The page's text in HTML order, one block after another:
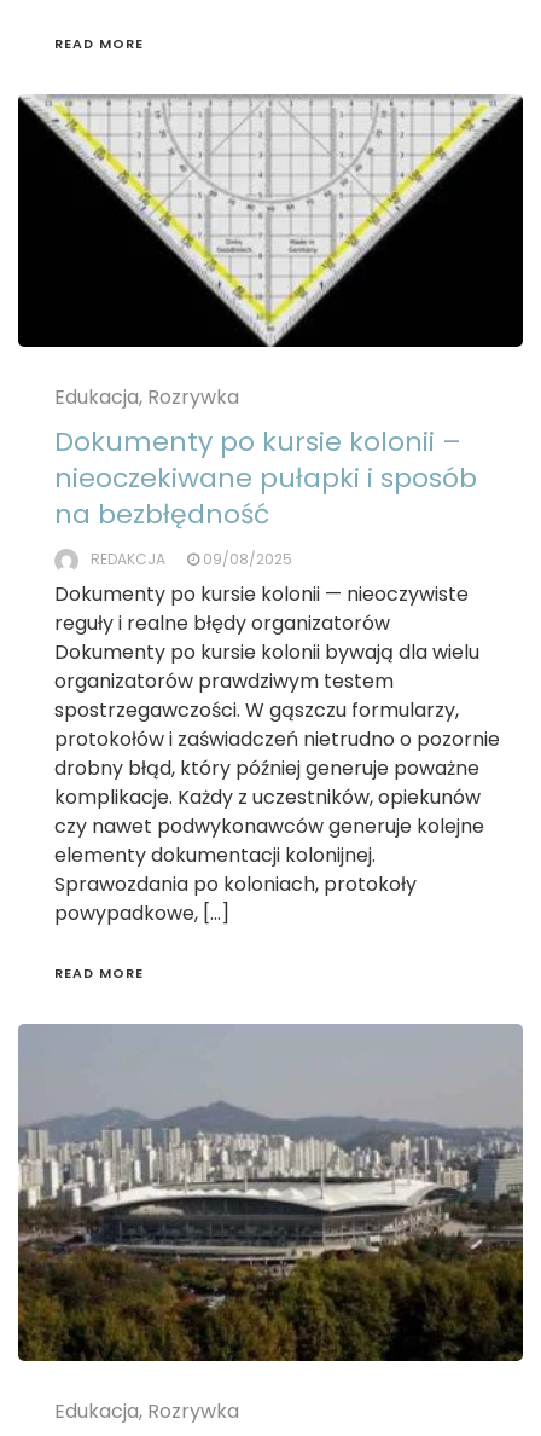
READ MORE
Edukacja, Rozrywka
Dokumenty po kursie kolonii –
nieoczekiwane pułapki i sposób
na bezbłędność
REDAKCJA 09/08/2025
Dokumenty po kursie kolonii — nieoczywiste
reguły i realne błędy organizatorów
Dokumenty po kursie kolonii bywają dla wielu
organizatorów prawdziwym testem
spostrzegawczości. W gąszczu formularzy,
protokołów i zaświadczeń nietrudno o pozornie
drobny błąd, który później generuje poważne
komplikacje. Każdy z uczestników, opiekunów
czy nawet podwykonawców generuje kolejne
elementy dokumentacji kolonijnej.
Sprawozdania po koloniach, protokoły
powypadkowe, […]
READ MORE
Edukacja, Rozrywka